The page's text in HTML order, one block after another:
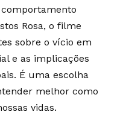
Rosa, o filme
sobre o vício em
e as implicações
É uma escolha
melhor como
vidas.